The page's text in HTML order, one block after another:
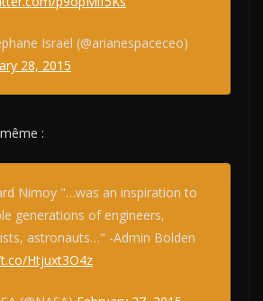
Israël (@arianespaceceo)
28, 2015
:
Nimoy "…was an inspiration to
generations of engineers,
astronauts…" -Admin Bolden
Htjuxt3O4z